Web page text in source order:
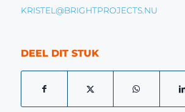
KRISTEL@BRIGHTPROJECTS.NU
DEEL DIT STUK